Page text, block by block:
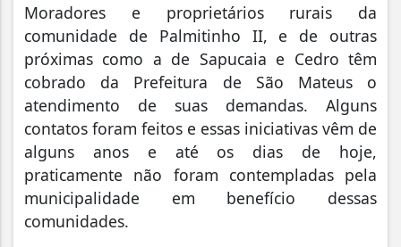
Moradores e proprietários rurais da
comunidade de Palmitinho II, e de outras
próximas como a de Sapucaia e Cedro têm
cobrado da Prefeitura de São Mateus o
atendimento de suas demandas. Alguns
contatos foram feitos e essas iniciativas vêm de
alguns anos e até os dias de hoje,
praticamente não foram contempladas pela
municipalidade em benefício dessas
comunidades.